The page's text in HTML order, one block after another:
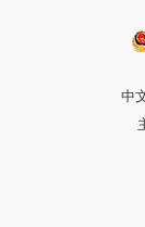
中